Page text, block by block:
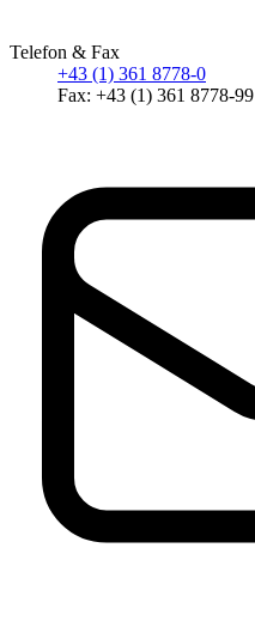
Telefon & Fax
+43 (1) 361 8778-0
Fax: +43 (1) 361 8778-99